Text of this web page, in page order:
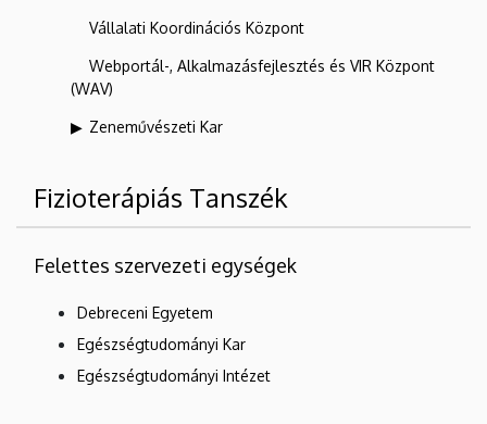
Vállalati Koordinációs Központ
Webportál-, Alkalmazásfejlesztés és VIR Központ
(WAV)
Zeneművészeti Kar
Fizioterápiás Tanszék
Felettes szervezeti egységek
Debreceni Egyetem
Egészségtudományi Kar
Egészségtudományi Intézet